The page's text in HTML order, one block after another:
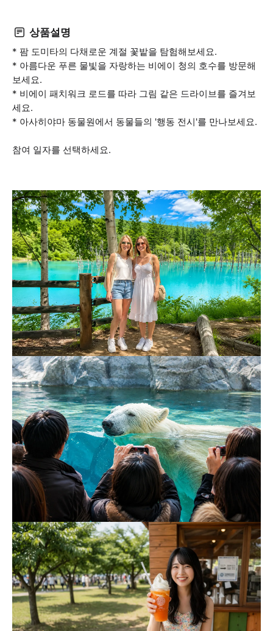
상품설명
* 팜 도미타의 다채로운 계절 꽃밭을 탐험해보세요.
* 아름다운 푸른 물빛을 자랑하는 비에이 청의 호수를 방문해
보세요.
* 비에이 패치워크 로드를 따라 그림 같은 드라이브를 즐겨보
세요.
* 아사히야마 동물원에서 동물들의 '행동 전시'를 만나보세요.
참여 일자를 선택하세요.